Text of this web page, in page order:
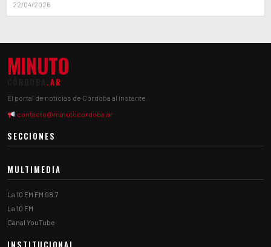
22/04/2026
MINUTO
.AR
El portal de noticias de Córdoba al instante.
contacto@minutocordoba.ar
SECCIONES
MULTIMEDIA
La 10 FM FM 98.7
La 10 FM
Canal YouTube